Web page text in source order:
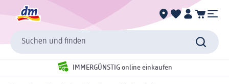
Suchen und finden
IMMERGÜNSTIG online einkaufen